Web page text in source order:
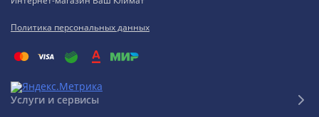
Политика персональных данных
Услуги и сервисы